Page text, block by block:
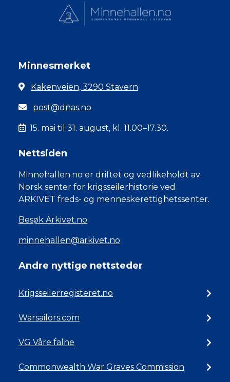
Minnesmerket
Kakenveien, 3290 Stavern
post@dnas.no
15. mai til 31. august, kl. 11.00–17.30.
Nettsiden
Minnehallen.no er driftet og vedlikeholdt av
Norsk senter for krigsseilerhistorie ved
ARKIVET freds- og menneskerettighetssenter.
Besøk Arkivet.no
minnehallen@arkivet.no
Andre nyttige nettsteder
Krigsseilerregisteret.no
Warsailors.com
VG Våre falne
Commonwealth War Graves Commission